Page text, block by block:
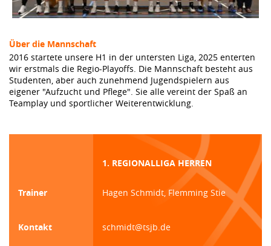
Über die Mannschaft
2016 startete unsere H1 in der untersten Liga, 2025 enterten
wir erstmals die Regio-Playoffs. Die Mannschaft besteht aus
Studenten, aber auch zunehmend Jugendspielern aus
eigener "Aufzucht und Pflege". Sie alle vereint der Spaß an
Teamplay und sportlicher Weiterentwicklung.
1. REGIONALLIGA HERREN
Trainer Hagen Schmidt, Flemming Stie
Kontakt schmidt@tsjb.de